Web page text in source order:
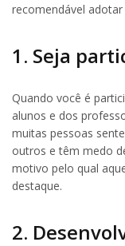
recomendável
1. Seja
Quando você é
alunos e dos
muitas pessoas
outros e têm medo
motivo pelo qual
destaque.
2.